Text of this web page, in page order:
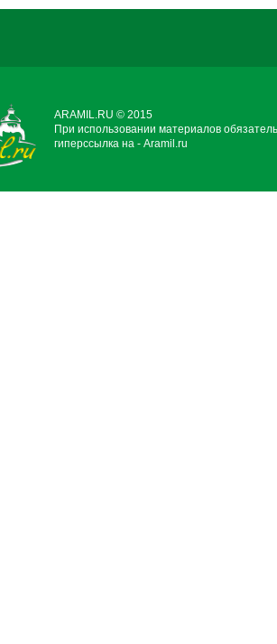
ARAMIL.RU © 2015
При использовании материалов
гиперссылка на - Aramil.ru